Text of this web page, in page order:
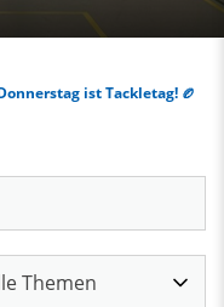
ist Tackletag! 🏉